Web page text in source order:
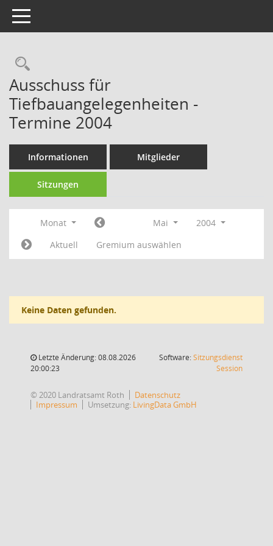
Toggle navigation
Rechercheauswahl
Ausschuss für
Tiefbauangelegenheiten -
Termine 2004
Informationen Mitglieder
Sitzungen
Monat Mai
2004
Aktuell
Gremium auswählen
Keine Daten gefunden.
Letzte Änderung: 08.08.2026
20:00:23
Software:Sitzungsdienst
Session(Wird in
© 2020 Landratsamt Roth
Datenschutz
Impressum
Umsetzung: LivingData GmbH